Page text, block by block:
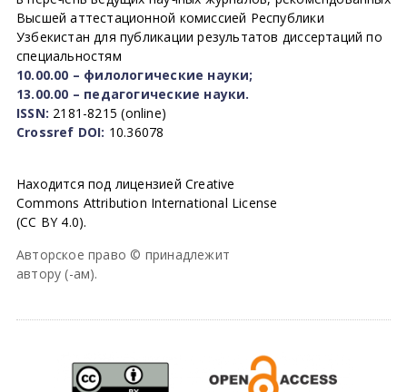
Высшей аттестационной комиссией Республики
Узбекистан для публикации результатов диссертаций по
специальностям
10.00.00 – филологические науки;
13.00.00 – педагогические науки.
ISSN: 2181-8215 (online)
Crossref DOI: 10.36078
Находится под лицензией Creative
Commons Attribution International License
(CC BY 4.0).
Авторское право © принадлежит
автору (-ам).